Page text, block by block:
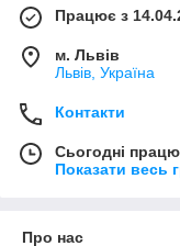
Працює з
м. Львів
Львів, Україна
Контакти
Сьогодні
Показати весь
Про нас